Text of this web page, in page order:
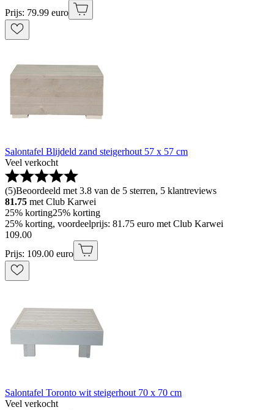
Prijs: 79.99 euro
Salontafel Blijdeld zand steigerhout 57 x 57 cm
Veel verkocht
(5)Beoordeeld met 3.8 van de 5 sterren, 5 klantreviews
81.75 met Club Karwei
25% korting25% korting
25% korting, voordeelprijs: 81.75 euro met Club Karwei
109.00
Prijs: 109.00 euro
Salontafel Toronto wit steigerhout 70 x 70 cm
Veel verkocht